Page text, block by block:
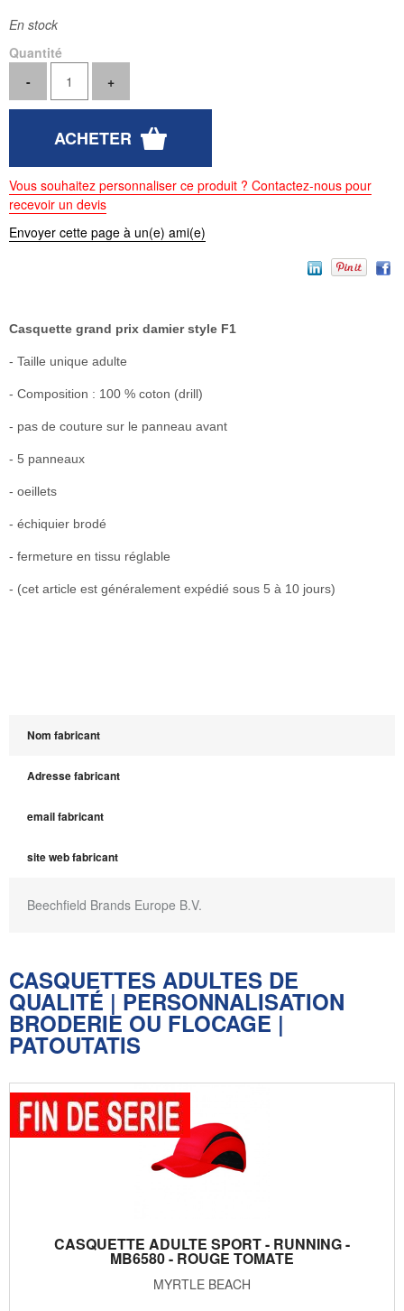
En stock
Quantité
Vous souhaitez personnaliser ce produit ? Contactez-nous pour
recevoir un devis
Envoyer cette page à un(e) ami(e)
Casquette grand prix damier style F1
- Taille unique adulte
- Composition : 100 % coton (drill)
- pas de couture sur le panneau avant
- 5 panneaux
- oeillets
- échiquier brodé
- fermeture en tissu réglable
- (cet article est généralement expédié sous 5 à 10 jours)
Nom fabricant
Adresse fabricant
email fabricant
site web fabricant
Beechfield Brands Europe B.V.
CASQUETTES ADULTES DE
QUALITÉ | PERSONNALISATION
BRODERIE OU FLOCAGE |
PATOUTATIS
CASQUETTE ADULTE SPORT - RUNNING -
MB6580 - ROUGE TOMATE
MYRTLE BEACH